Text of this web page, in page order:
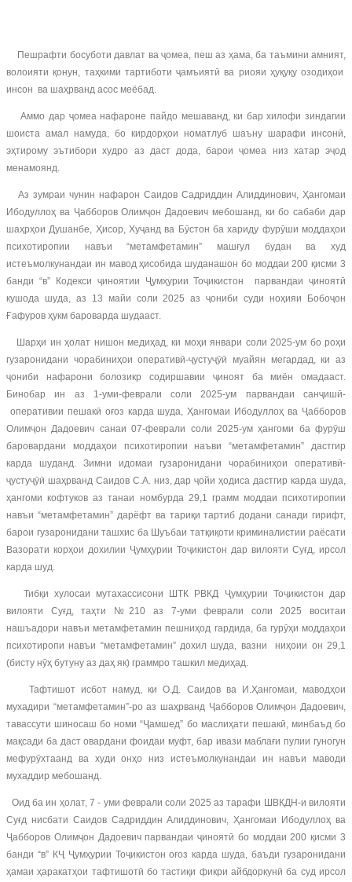
Пешрафти босуботи давлат ва ҷомеа, пеш аз ҳама, ба таъмини амният,
волоияти қонун, таҳкими тартиботи ҷамъиятӣ ва риояи ҳуқуқу озодиҳои
инсон ва шаҳрванд асос меёбад.
Аммо дар ҷомеа нафароне пайдо мешаванд, ки бар хилофи зиндагии
шоиста амал намуда, бо кирдорҳои номатлуб шаъну шарафи инсонӣ,
эҳтирому эътибори худро аз даст дода, барои ҷомеа низ хатар эҷод
менамоянд.
Аз зумраи чунин нафарон Саидов Садриддин Алиддинович, Ҳангомаи
Ибодуллоҳ ва Ҷабборов Олимҷон Дадоевич мебошанд, ки бо сабаби дар
шаҳрҳои Душанбе, Ҳисор, Хуҷанд ва Бӯстон ба хариду фурӯши моддаҳои
психотиропии навъи “метамфетамин” машғул будан ва худ
истеъмолкунандаи ин мавод ҳисобида шуданашон бо моддаи 200 қисми 3
банди “в” Кодекси ҷиноятии Ҷумҳурии Тоҷикистон парвандаи ҷиноятӣ
кушода шуда, аз 13 майи соли 2025 аз ҷониби суди ноҳияи Бобоҷон
Ғафуров ҳукм бароварда шудааст.
Шарҳи ин ҳолат нишон медиҳад, ки моҳи январи соли 2025-ум бо роҳи
гузаронидани чорабиниҳои оперативӣ-ҷустуҷӯӣ муайян мегардад, ки аз
ҷониби нафарони болозикр содиршавии ҷиноят ба миён омадааст.
Бинобар ин аз 1-уми-феврали соли 2025-ум парвандаи санҷишӣ-
оперативии пешакӣ оғоз карда шуда, Ҳангомаи Ибодуллоҳ ва Ҷабборов
Олимҷон Дадоевич санаи 07-феврали соли 2025-ум ҳангоми ба фурӯш
баровардани моддаҳои психотиропии наъви “метамфетамин” дастгир
карда шуданд. Зимни идомаи гузаронидани чорабиниҳои оперативӣ-
ҷустуҷӯӣ шаҳрванд Саидов С.А. низ, дар ҷойи ҳодиса дастгир карда шуда,
ҳангоми кофтуков аз танаи номбурда 29,1 грамм моддаи психотиропии
навъи “метамфетамин” дарёфт ва тариқи тартиб додани санади гирифт,
барои гузаронидани ташхис ба Шуъбаи татқиқоти криминалистии раёсати
Вазорати корҳои дохилии Ҷумҳурии Тоҷикистон дар вилояти Суғд, ирсол
карда шуд.
Тибқи хулосаи мутахассисони ШТК РВКД Ҷумҳурии Тоҷикистон дар
вилояти Суғд, таҳти №210 аз 7-уми феврали соли 2025 воситаи
нашъадори навъи метамфетамин пешниҳод гардида, ба гурӯҳи моддаҳои
психотиропи навъи “метамфетамин” дохил шуда, вазни ниҳоии он 29,1
(бисту нӯҳ бутуну аз даҳ як) граммро ташкил медиҳад.
Тафтишот исбот намуд, ки О.Д. Саидов ва И.Ҳангомаи, маводҳои
мухадири “метамфетамин”-ро аз шаҳрванд Ҷабборов Олимҷон Дадоевич,
тавассути шиносаш бо номи “Ҷамшед” бо маслиҳати пешакӣ, минбаъд бо
мақсади ба даст овардани фоидаи муфт, бар ивази маблағи пулии гуногун
мефурӯхтаанд ва худи онҳо низ истеъмолкунандаи ин навъи маводи
мухаддир мебошанд.
Оид ба ин ҳолат, 7 - уми феврали соли 2025 аз тарафи ШВКДН-и вилояти
Суғд нисбати Саидов Садриддин Алиддинович, Ҳангомаи Ибодуллоҳ ва
Ҷабборов Олимҷон Дадоевич парвандаи ҷиноятӣ бо моддаи 200 қисми 3
банди “в” КҶ Ҷумҳурии Тоҷикистон оғоз карда шуда, баъди гузаронидани
ҳамаи ҳаракатҳои тафтишотӣ бо тастиқи фикри айбдоркунӣ ба суд ирсол